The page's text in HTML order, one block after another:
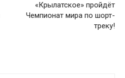
«Крылатское» пройдёт
Чемпионат мира по шорт-
треку!